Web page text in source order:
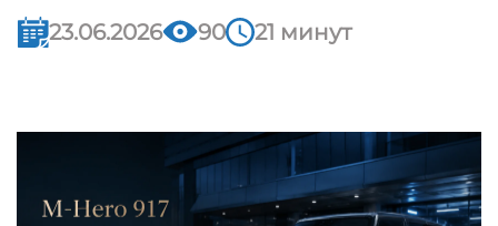
23.06.2026 90 21 минут